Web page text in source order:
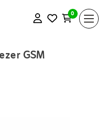
0
GSM